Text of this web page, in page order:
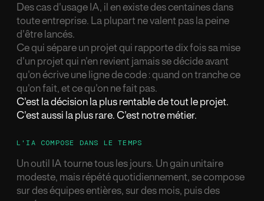
Des cas d'usage IA, il en existe des centaines dans
toute entreprise. La plupart ne valent pas la peine
d'être lancés.
Ce qui sépare un projet qui rapporte dix fois sa mise
d'un projet qui n'en revient jamais se décide avant
qu'onécrive une ligne de code : quand on tranche ce
qu'on fait, et ce qu'on ne fait pas.
C'est la décision la plus rentable de tout le projet.
C'est aussi la plus rare. C'est notre métier.
L'IA COMPOSE DANS LE TEMPS
Un outil IA tourne tous les jours. Un gain unitaire
modeste, mais répétéquotidiennement, se compose
sur deséquipes entières, sur des mois, puis des